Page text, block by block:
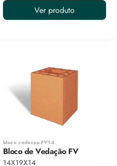
Ver produto
bloco vedacao-FV14
Bloco de Vedação FV
14X19X14